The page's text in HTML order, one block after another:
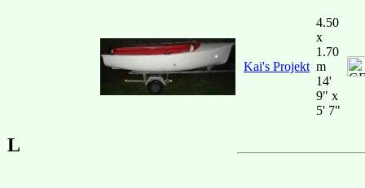
Kai's Projekt
4.50
x
1.70
m
14'
9" x
5' 7"
L